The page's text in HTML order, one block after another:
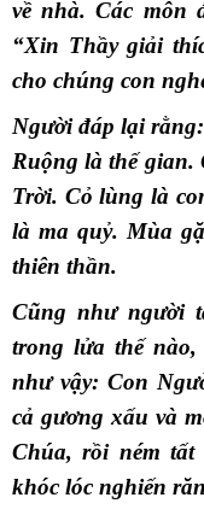
về nhà. Các môn
“Xin Thầy giải
cho chúng con
Người đáp lại
Ruộng là thế gian.
Trời. Cỏ lùng là
là ma quỷ. Mùa
thiên thần.
Cũng như người
trong lửa thế
như vậy: Con
cả gương xấu và
Chúa, rồi ném
khóc lóc nghiến